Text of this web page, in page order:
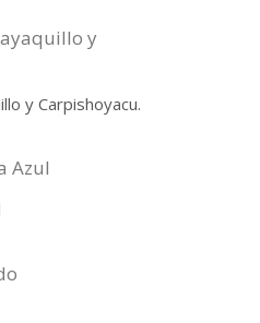
y Carpishoyacu.